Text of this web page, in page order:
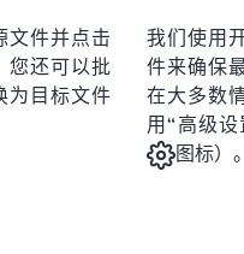
文件并点击
您还可以批
为目标文件
我们使用
件来确保
在大多数
用“高级
图标）。